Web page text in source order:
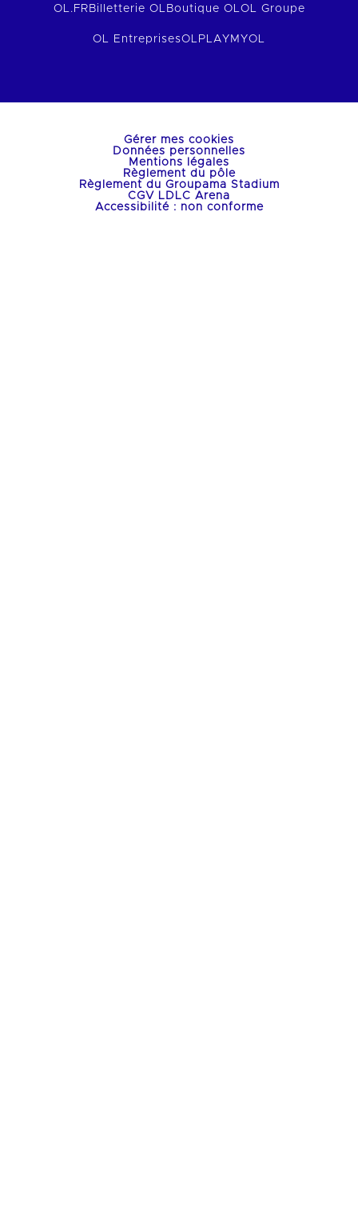
OL.FR Billetterie OL Boutique OLOL Groupe
OL EntreprisesOLPLAY MYOL
Gérer mes cookies
Données personnelles
Mentions légales
Règlement du pôle
Règlement du Groupama Stadium
CGV LDLC Arena
Accessibilité : non conforme